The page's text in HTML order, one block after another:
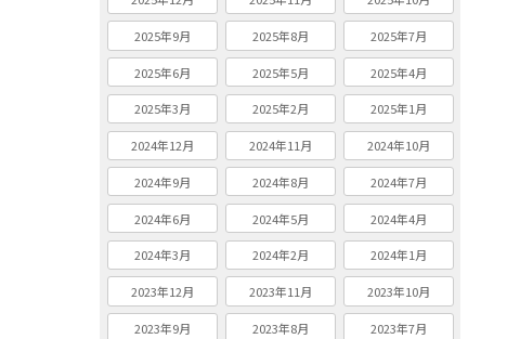
2025年9月 2025年8月 2025年7月
2025年6月 2025年5月 2025年4月
2025年3月 2025年2月 2025年1月
2024年12月 2024年11月 2024年10月
2024年9月 2024年8月 2024年7月
2024年6月 2024年5月 2024年4月
2024年3月 2024年2月 2024年1月
2023年12月 2023年11月 2023年10月
2023年9月 2023年8月 2023年7月